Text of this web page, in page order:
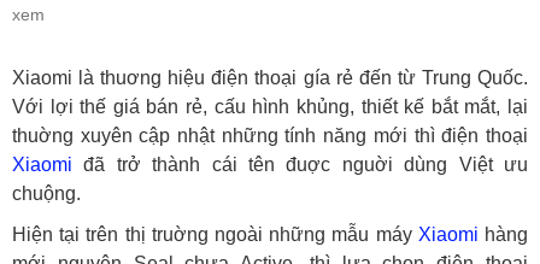
xem
Xiaomi là thuơng hiệu điện thoại gía rẻ đến từ Trung Quốc.
Với lợi thế giá bán rẻ, cấu hình khủng, thiết kế bắt mắt, lại
thuờng xuyên cập nhật những tính năng mới thì điện thoại
Xiaomi đã trở thành cái tên đuợc nguời dùng Việt ưu
chuộng.
Hiện tại trên thị truờng ngoài những mẫu máy Xiaomi hàng